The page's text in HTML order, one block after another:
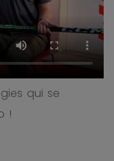
qui se
!